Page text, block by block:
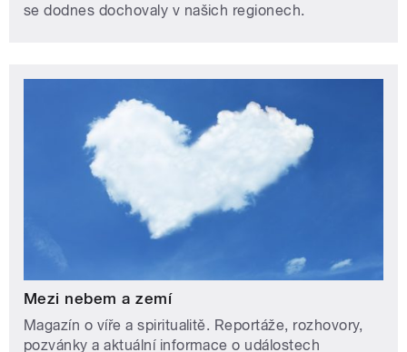
se dodnes dochovaly v našich regionech.
Mezi nebem a zemí
Magazín o víře a spiritualitě. Reportáže, rozhovory,
pozvánky a aktuální informace o událostech